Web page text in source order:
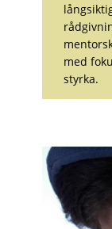
med
styrka.